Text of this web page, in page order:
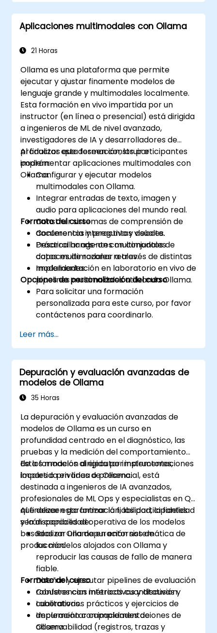
Aplicaciones multimodales con Ollama
21 Horas
Ollama es una plataforma que permite
ejecutar y ajustar finamente modelos de
lenguaje grande y multimodales localmente.
Esta formación en vivo impartida por un
instructor (en línea o presencial) está dirigida
a ingenieros de ML de nivel avanzado,
investigadores de IA y desarrolladores de
productos que deseen construir e
implementar aplicaciones multimodales con
Ollama.
Al finalizar esta formación, los participantes
podrán:
Configurar y ejecutar modelos
multimodales con Ollama.
Integrar entradas de texto, imagen y
audio para aplicaciones del mundo real.
Construir sistemas de comprensión de
documentos y preguntas visuales.
Desarrollar agentes multimodales
capaces de razonar a través de distintas
modalidades.
Formato del curso
Conferencia interactiva y debate.
Práctica hands-on con conjuntos de
datos multimodales reales.
Implementación en laboratorio en vivo de
pipelines multimodales utilizando Ollama.
Opciones de personalización del curso
Para solicitar una formación
personalizada para este curso, por favor
contáctenos para coordinarlo.
Leer más...
Depuración y evaluación avanzadas de
modelos de Ollama
35 Horas
La depuración y evaluación avanzadas de
modelos de Ollama es un curso en
profundidad centrado en el diagnóstico, las
pruebas y la medición del comportamiento
de los modelos al ejecutar implementaciones
locales o privadas de Ollama.
Esta formación dirigida por instructores,
impartida en línea o presencial, está
destinada a ingenieros de IA avanzados,
profesionales de ML Ops y especialistas en QA
que deseen garantizar la fiabilidad, la fidelidad
y la disponibilidad operativa de los modelos
basados en Ollama en entornos de
producción.
Al finalizar esta formación, los participantes
serán capaces de:
Realizar una depuración sistemática de
los modelos alojados con Ollama y
reproducir las causas de fallo de manera
fiable.
Diseñar y ejecutar pipelines de evaluación
robustos con métricas cuantitativas y
cualitativas.
Implementar capacidades de
observabilidad (registros, trazas y
Formato del curso
Conferencias interactivas y discusión.
Laboratorios prácticos y ejercicios de
depuración con implementaciones de
Ollama.